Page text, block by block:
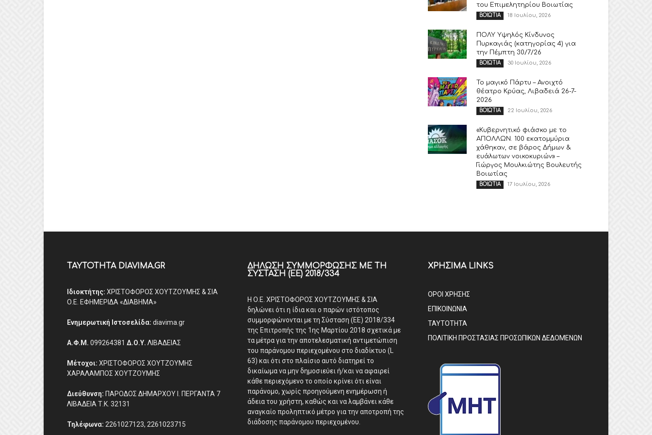
του Επιμελητηρίου Βοιωτίας
ΒΟΙΩΤΙΑ 18 Ιουλίου, 2026
ΠΟΛΥ Υψηλός Κίνδυνος
Πυρκαγιάς (κατηγορίας 4) για
την Πέμπτη 30/7/26
ΒΟΙΩΤΙΑ 30 Ιουλίου, 2026
Το μαγικό Πάρτυ – Ανοιχτό
θέατρο Κρύας, Λιβαδειά 26-7-
2026
ΒΟΙΩΤΙΑ 22 Ιουλίου, 2026
«Κυβερνητικό φιάσκο με το
ΑΠΟΛΛΩΝ. 100 εκατομμύρια
χάθηκαν, σε βάρος Δήμων &
ευάλωτων νοικοκυριών» –
Γιώργος Μουλκιώτης Βουλευτής
Βοιωτίας
ΒΟΙΩΤΙΑ 17 Ιουλίου, 2026
ΤΑΥΤΟΤΗΤΑ DIAVIMA.GR
Ιδιοκτήτης: ΧΡΙΣΤΟΦΟΡΟΣ ΧΟΥΤΖΟΥΜΗΣ & ΣΙΑ
Ο.Ε. ΕΦΗΜΕΡΙΔΑ «ΔΙΑΒΗΜΑ»
Ενημερωτική Ιστοσελίδα: diavima.gr
Α.Φ.Μ. 099264381 Δ.Ο.Υ. ΛΙΒΑΔΕΙΑΣ
Μέτοχοι: ΧΡΙΣΤΟΦΟΡΟΣ ΧΟΥΤΖΟΥΜΗΣ
ΧΑΡΑΛΑΜΠΟΣ ΧΟΥΤΖΟΥΜΗΣ
Διεύθυνση: ΠΑΡΟΔΟΣ ΔΗΜΑΡΧΟΥ Ι. ΠΕΡΓΑΝΤΑ 7
ΛΙΒΑΔΕΙΑ Τ.Κ. 32131
Τηλέφωνα: 2261027123, 2261023715
ΔΉΛΩΣΗ ΣΥΜΜΌΡΦΩΣΗΣ ΜΕ ΤΗ
ΣΎΣΤΑΣΗ (ΕΕ) 2018/334
Η Ο.Ε. ΧΡΙΣΤΟΦΟΡΟΣ ΧΟΥΤΖΟΥΜΗΣ & ΣΙΑ
δηλώνει ότι η ίδια και ο παρών ιστότοπος
συμμορφώνονται με τη Σύσταση (ΕΕ) 2018/334
της Επιτροπής της 1ης Μαρτίου 2018 σχετικά με
τα μέτρα για την αποτελεσματική αντιμετώπιση
του παράνομου περιεχομένου στο διαδίκτυο (L
63) και ότι στο πλαίσιο αυτό διατηρεί το
δικαίωμα να μην δημοσιεύει ή/και να αφαιρεί
κάθε περιεχόμενο το οποίο κρίνει ότι είναι
παράνομο, χωρίς προηγούμενη ενημέρωση ή
άδεια του χρήστη, καθώς και να λαμβάνει κάθε
αναγκαίο προληπτικό μέτρο για την αποτροπή της
διάδοσης παράνομου περιεχομένου.
ΧΡΗΣΙΜΑ LINKS
ΟΡΟΙ ΧΡΗΣΗΣ
ΕΠΙΚΟΙΝΩΝΙΑ
ΤΑΥΤΟΤΗΤΑ
ΠΟΛΙΤΙΚΗ ΠΡΟΣΤΑΣΙΑΣ ΠΡΟΣΩΠΙΚΩΝ ΔΕΔΟΜΕΝΩΝ